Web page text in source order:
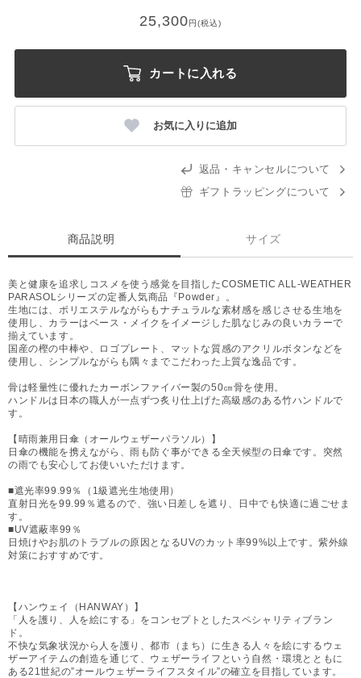
25,300円(税込)
カートに入れる
お気に入りに追加
返品・キャンセルについて
ギフトラッピングについて
商品説明 サイズ
美と健康を追求しコスメを使う感覚を目指したCOSMETIC ALL-WEATHER
PARASOLシリーズの定番人気商品『Powder』。
生地には、ポリエステルながらもナチュラルな素材感を感じさせる生地を
使用し、カラーはベース・メイクをイメージした肌なじみの良いカラーで
揃えています。
国産の樫の中棒や、ロゴプレート、マットな質感のアクリルボタンなどを
使用し、シンプルながらも隅々までこだわった上質な逸品です。
骨は軽量性に優れたカーボンファイバー製の50㎝骨を使用。
ハンドルは日本の職人が一点ずつ炙り仕上げた高級感のある竹ハンドルで
す。
【晴雨兼用日傘（オールウェザーパラソル）】
日傘の機能を携えながら、雨も防ぐ事ができる全天候型の日傘です。突然
の雨でも安心してお使いいただけます。
■遮光率99.99％（1級遮光生地使用）
直射日光を99.99％遮るので、強い日差しを遮り、日中でも快適に過ごせま
す。
■UV遮蔽率99％
日焼けやお肌のトラブルの原因となるUVのカット率99%以上です。紫外線
対策におすすめです。
【ハンウェイ（HANWAY）】
「人を護り、人を絵にする」をコンセプトとしたスペシャリティブラン
ド。
不快な気象状況から人を護り、都市（まち）に生きる人々を絵にするウェ
ザーアイテムの創造を通じて、ウェザーライフという自然・環境とともに
ある21世紀の”オールウェザーライフスタイル”の確立を目指しています。